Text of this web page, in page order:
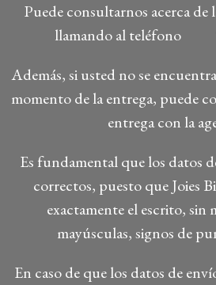
Puede consultarnos acerca de
llamando al teléfono
Además, si usted no se
momento de la entrega, puede
entrega con la
Es fundamental que los datos
correctos, puesto que Joies
exactamente el escrito, sin
mayúsculas, signos de
En caso de que los datos de